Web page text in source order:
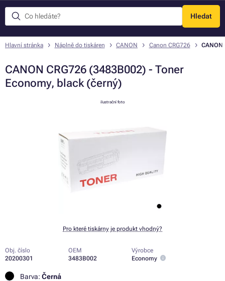
Hledat
Menu
Hlavní stránka Náplně do tiskáren CANON Canon CRG726 CANON
CANON CRG726 (3483B002) - Toner
Economy, black (černý)
ilustrační foto
Pro které tiskárny je produkt vhodný?
Obj. číslo
20200301
OEM
3483B002
Výrobce
Economy
Barva: Černá